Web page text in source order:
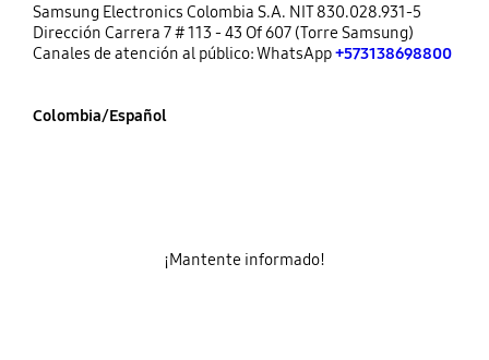
Samsung Electronics Colombia S.A. NIT 830.028.931-5
Dirección Carrera 7 # 113 - 43 Of 607 (Torre Samsung)
Canales de atención al público: WhatsApp+573138698800
Colombia/Español
¡Mantente informado!